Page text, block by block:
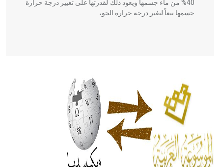
40% من ماء جسمها ويعود ذلك لقدرتها على تغيير درجة حرارة
جسمها تبعاً لتغير درجة حرارة الجو،
الحكم، الأدلة، تنظيم التغذية، ورسالته في جروح الرأس. ويعود
له الفضل بأنه حرر الطب من الدين والفلسفة.
- هل تعلم أن المرجان إفراز حيواني يتكون في البحر ويتركب
من مادة كربونات الكلسيوم، وهو أحمر أو شديد الحمرة وهو
أجود أنواعه، ويمتاز بكبر الحجم ويسمى الش